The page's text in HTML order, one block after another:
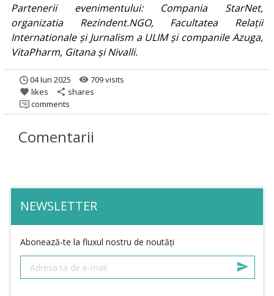
Partenerii evenimentului: Compania StarNet,
organizatia Rezindent.NGO, Facultatea Relații
Internationale și Jurnalism a ULIM și companile Azuga,
VitaPharm, Gitana și Nivalli.
04 Iun 2025 remove_red_eye 709 visits
favorite likes share shares
comments
Comentarii
NEWSLETTER
Abonează-te la fluxul nostru de noutăți